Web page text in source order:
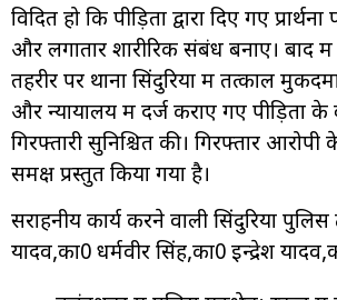
विदित हो कि पीड़िता द्वारा दिए गए
और लगातार शारीरिक संबंध बनाए। बाद
तहरीर पर थाना सिंदुरिया में तत्काल
और न्यायालय में दर्ज कराए गए पीड़िता
गिरफ्तारी सुनिश्चित की। गिरफ्तार
समक्ष प्रस्तुत किया गया है।
सराहनीय कार्य करने वाली सिंदुरिया
यादव,का0 धर्मवीर सिंह,का0 इन्द्रेश